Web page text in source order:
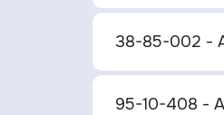
38-85-002 -
95-10-408 -